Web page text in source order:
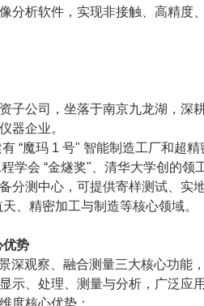
分析软件，实现非接触、高精度
子公司，坐落于南京九龙湖，深
器企业。
“魔玛 1 号" 智能制造工厂和超
会 “金燧奖"、清华大学创的领
分测中心，可提供寄样测试、实
、精密加工与制造等核心领域。
优势
深观察、融合测量三大核心功能
示、处理、测量与分析，广泛应
度核心优势：